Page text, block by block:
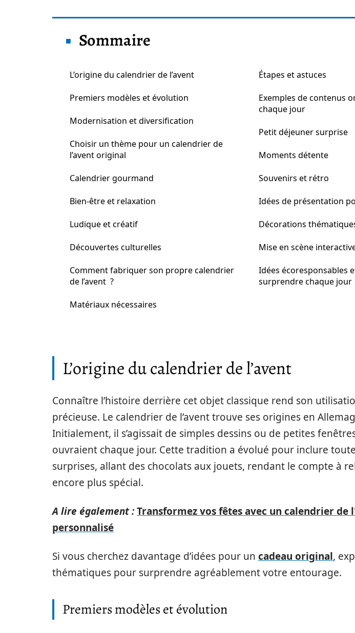
Sommaire
L’origine du calendrier de l’avent
Premiers modèles et évolution
Modernisation et diversification
Choisir un thème pour un calendrier de
l’avent original
Calendrier gourmand
Bien-être et relaxation
Ludique et créatif
Découvertes culturelles
Comment fabriquer son propre calendrier
de l’avent ?
Matériaux nécessaires
Étapes et astuces
Exemples de contenus
chaque jour
Petit déjeuner surprise
Moments détente
Souvenirs et rétro
Idées de présentation
Décorations
Mise en scène
Idées écoresponsables
surprendre chaque jour
L’origine du calendrier de l’avent
Connaître l’histoire derrière cet objet classique rend son
précieuse. Le calendrier de l’avent trouve ses origines en
Initialement, il s’agissait de simples dessins ou de petites
ouvraient chaque jour. Cette tradition a évolué pour inclure
surprises, allant des chocolats aux jouets, rendant le compte à
encore plus spécial.
A lire également :Transformez vos fêtes avec un calendrier de
personnalisé
Si vous cherchez davantage d’idées pour un cadeau original,
thématiques pour surprendre agréablement votre entourage.
Premiers modèles et évolution